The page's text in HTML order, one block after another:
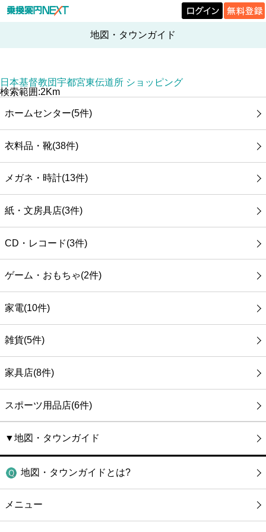
地図・タウンガイド
日本基督教団宇都宮東伝道所 ショッピング
検索範囲:2Km
ホームセンター(5件)
衣料品・靴(38件)
メガネ・時計(13件)
紙・文房具店(3件)
CD・レコード(3件)
ゲーム・おもちゃ(2件)
家電(10件)
雑貨(5件)
家具店(8件)
スポーツ用品店(6件)
▼地図・タウンガイド
地図・タウンガイドとは?
メニュー